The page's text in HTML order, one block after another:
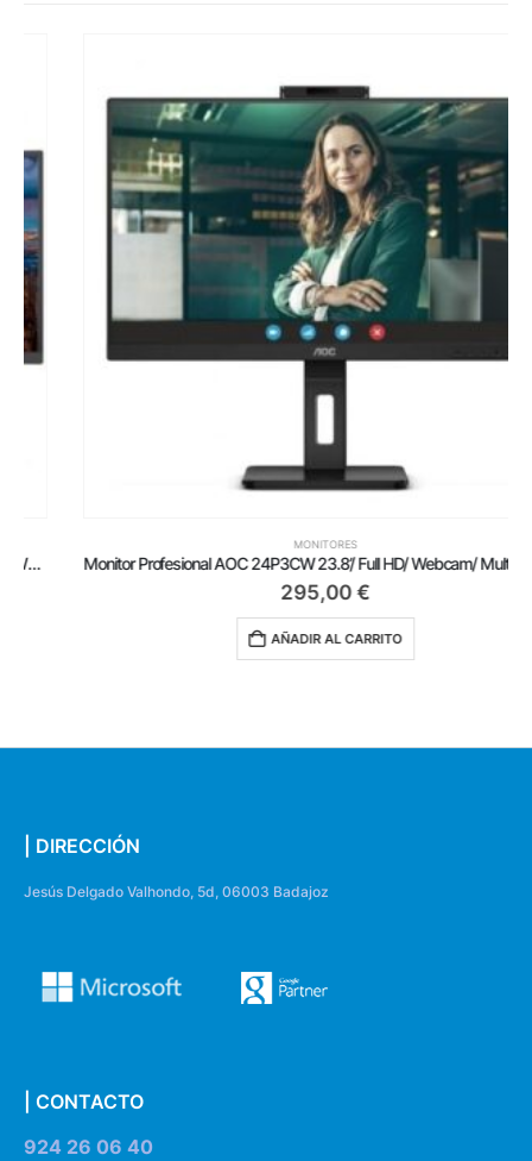
MONITORES
Monitor Profesional AOC 24P3CW 23.8’/ Full HD/ Webcam/ Multimedia/ Regulable en altura/ Negro
295,00€
AÑADIR AL CARRITO
| DIRECCIÓN
Jesús Delgado Valhondo, 5d, 06003 Badajoz
| CONTACTO
924 26 06 40